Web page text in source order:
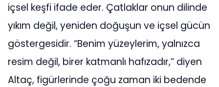
içsel keşfi ifade eder. Çatlaklar onun dilinde
yıkım değil, yeniden doğuşun ve içsel gücün
göstergesidir. “Benim yüzeylerim, yalnızca
resim değil, birer katmanlı hafızadır,” diyen
Altaç, figürlerinde çoğu zaman iki bedende